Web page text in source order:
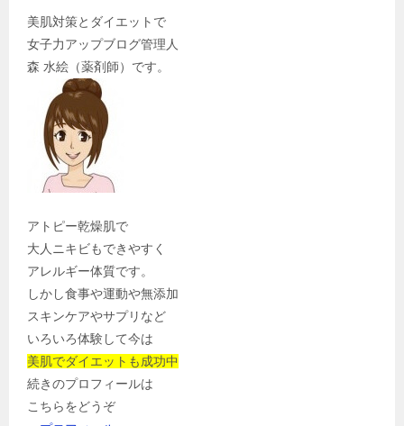
美肌対策とダイエットで
女子力アップブログ管理人
森 水絵（薬剤師）です。
アトピー乾燥肌で
大人ニキビもできやすく
アレルギー体質です。
しかし食事や運動や無添加
スキンケアやサプリなど
いろいろ体験して今は
美肌でダイエットも成功中
続きのプロフィールは
こちらをどうぞ